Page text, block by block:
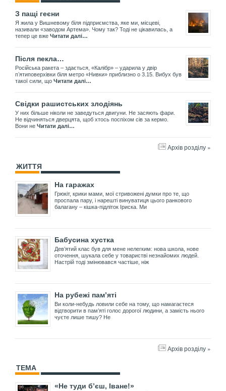
З пащі геєни
Я жила у Вишневому біля підприємства, яке ми, місцеві,
називали «заводом Артема». Чому так? Тоді не цікавилась, а
тепер це вже Читати далі…
Після пекла…
Російська ракета – здається, «Калібр» – ударила у двір
пʼятиповерхівки біля метро «Нивки» приблизно о 3.15. Вибух був
такої сили, що Читати далі…
Свідки рашистських злодіянь
У них більше ніколи не заведуться двигуни. Не засяють фари.
Не відчиняться дверцята, щоб хтось поспіхом сів за кермо.
Вони не Читати далі…
Архів розділу »
ЖИТТЯ
На гаражах
Грюкіт, крики мами, мої стривожені думки про те, що
проспала пару, і нарешті винуватиця цього ранкового
балагану – кішка-підліток Іриска. Ми
Бабусина хустка
Дев’ятий клас був для мене нелегким: нова школа, нове
оточення, шукала себе у товаристві незнайомих людей.
Настрій тоді змінювався частіше, ніж
На рубежі пам’яті
Ви коли-небудь ловили себе на тому, що намагаєтеся
відтворити в пам’яті голос дорогої людини, а замість нього
чуєте лише тишу? Не
Архів розділу »
ТЕМА
«Не туди б’єш, Іване!»